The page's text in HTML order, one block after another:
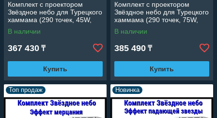
Комплект с проектором
Звёздное небо для Турецкого
хаммама (290 точек, 45W,
эффект смены и фиксации
цвета)
В наличии
367 430 ₸
Купить
Комплект с проектором
Звёздное небо для Турецкого
хаммама (290 точек, 75W,
эффект смены и фиксации
цвета)
В наличии
385 490 ₸
Купить
Топ продаж Новинка